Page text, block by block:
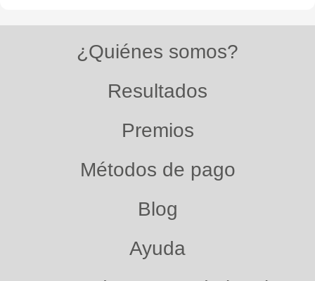
¿Quiénes somos?
Resultados
Premios
Métodos de pago
Blog
Ayuda